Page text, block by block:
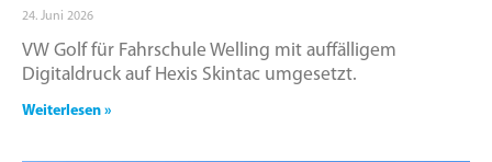
24. Juni 2026
VW Golf für Fahrschule Welling mit auffälligem
Digitaldruck auf Hexis Skintac umgesetzt.
Weiterlesen »